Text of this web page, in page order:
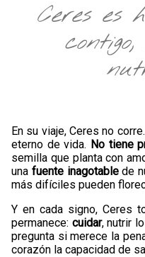
Ceres es
En su viaje, Ceres no corre.
eterno de vida. No tiene
semilla que planta con
una fuente inagotablede
más difíciles pueden
Y en cada signo, Ceres
permanece: cuidar, nutrir
pregunta si merece la
corazón la capacidad de